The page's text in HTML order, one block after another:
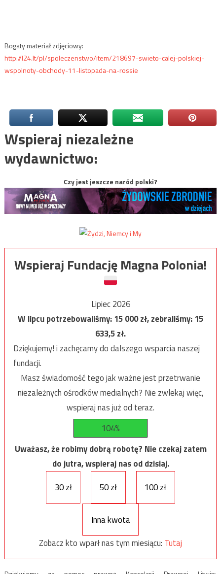
Bogaty materiał zdjęciowy:
http://l24.lt/pl/spoleczenstwo/item/218697-swieto-calej-polskiej-
wspolnoty-obchody-11-listopada-na-rossie
Wspieraj niezależne
wydawnictwo:
Czy jest jeszcze naród polski?
Wspieraj Fundację Magna Polonia!
Lipiec 2026
W lipcu potrzebowaliśmy:15 000zł, zebraliśmy:15
633,5zł.
Dziękujemy! i zachęcamy do dalszego wsparcia naszej
fundacji.
Masz świadomość tego jak ważne jest przetrwanie
niezależnych ośrodków medialnych? Nie zwlekaj więc,
wspieraj nas już od teraz.
104%
Uważasz, że robimy dobrą robotę? Nie czekaj zatem
do jutra, wspieraj nas od dzisiaj.
30 zł
50 zł 100 zł
Inna kwota
Zobacz kto wparł nas tym miesiącu: Tutaj